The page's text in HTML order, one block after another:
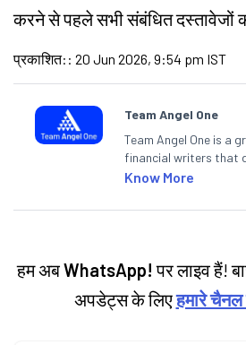
करने से पहले सभी संबंधित दस्तावेजों
प्रकाशित: : 20 Jun 2026, 9:54 pm IST
Team Angel One
Team Angel One is a
financial writers that
articles on the stock
categories.
Know More
हम अबWhatsApp! पर लाइव हैं!
अपडेट्स के लिएहमारे